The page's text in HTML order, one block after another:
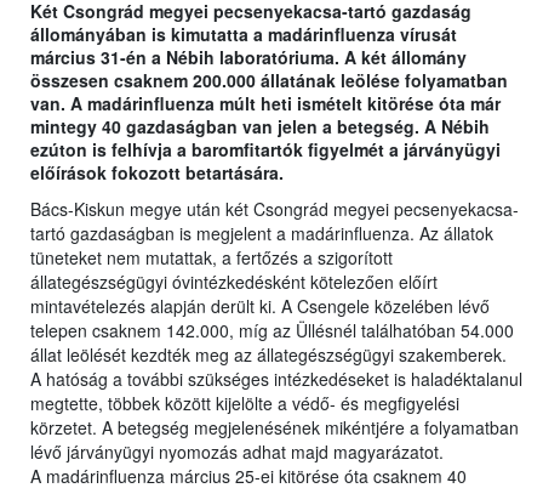
Két Csongrád megyei pecsenyekacsa-tartó gazdaság
állományában is kimutatta a madárinfluenza vírusát
március 31-én a Nébih laboratóriuma. A két állomány
összesen csaknem 200.000 állatának leölése folyamatban
van. A madárinfluenza múlt heti ismételt kitörése óta már
mintegy 40 gazdaságban van jelen a betegség. A Nébih
ezúton is felhívja a baromfitartók figyelmét a járványügyi
előírások fokozott betartására.
Bács-Kiskun megye után két Csongrád megyei pecsenyekacsa-
tartó gazdaságban is megjelent a madárinfluenza. Az állatok
tüneteket nem mutattak, a fertőzés a szigorított
állategészségügyi óvintézkedésként kötelezően előírt
mintavételezés alapján derült ki. A Csengele közelében lévő
telepen csaknem 142.000, míg az Üllésnél találhatóban 54.000
állat leölését kezdték meg az állategészségügyi szakemberek.
A hatóság a további szükséges intézkedéseket is haladéktalanul
megtette, többek között kijelölte a védő- és megfigyelési
körzetet. A betegség megjelenésének mikéntjére a folyamatban
lévő járványügyi nyomozás adhat majd magyarázatot.
A madárinfluenza március 25-ei kitörése óta csaknem 40